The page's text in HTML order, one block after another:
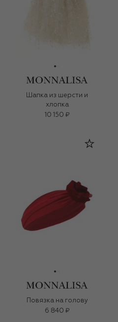
Шапка из шерсти и
хлопка
10 150 ₽
Повязка на голову
6 840 ₽